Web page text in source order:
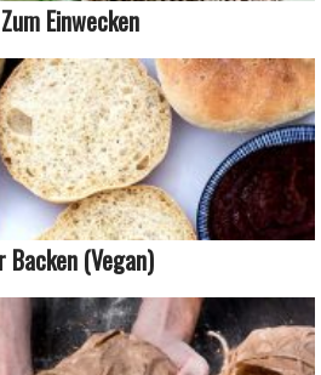
Einwecken
Backen (vegan)